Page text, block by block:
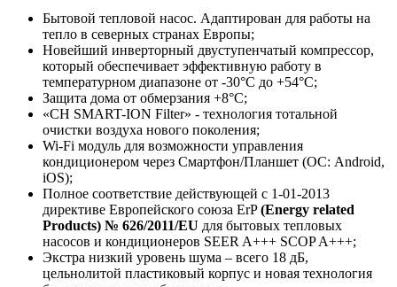
Бытовой тепловой насос. Адаптирован для работы на
тепло в северных странах Европы;
Новейший инверторный двуступенчатый компрессор,
который обеспечивает эффективную работу в
температурном диапазоне от -30°С до +54°C;
Защита дома от обмерзания +8°C;
«CH SMART-ION Filter» - технология тотальной
очистки воздуха нового поколения;
Wi-Fi модуль для возможности управления
кондиционером через Смартфон/Планшет (ОС: Android,
iOS);
Полное соответствие действующей c 1-01-2013
директиве Европейского союза ErP(Energy related
Products) № 626/2011/EU для бытовых тепловых
насосов и кондиционеров SEER A+++ SCOP A+++;
Экстра низкий уровень шума – всего 18 дБ,
цельнолитой пластиковый корпус и новая технология